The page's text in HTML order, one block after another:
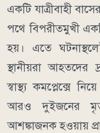
একটি যাত্রীবাহী
পথে বিপরীতমুখী
হয়। এতে
স্থানীয়রা আহতদের
স্বাস্থ্য কমপ্লেক্সে
আরও দুইজনের
আশঙ্কাজনক হওয়ায়